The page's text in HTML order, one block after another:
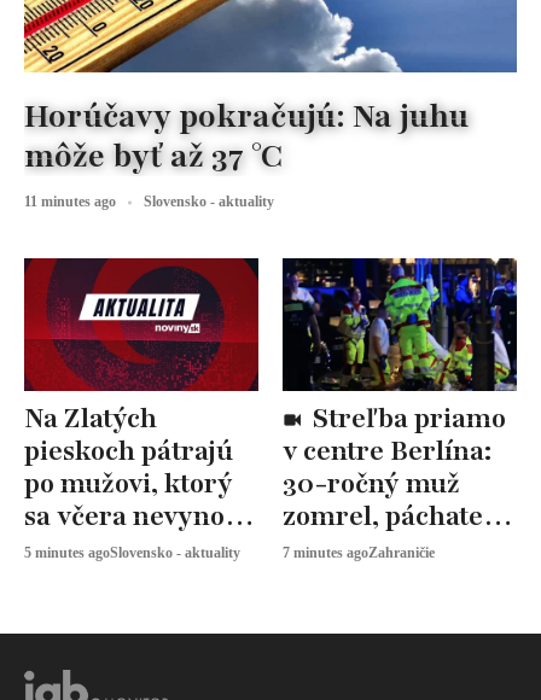
Na Zlatých
pieskoch pátrajú
po mužovi, ktorý
sa včera nevynoril
z vody
5 minutes agoSlovensko - aktuality
v centre Berlína:
30-ročný muž
zomrel, páchatelia
sú na úteku
7 minutes agoZahraničie
Horúčavy pokračujú: Na juhu
môže byť až 37 °C
11 minutes ago Slovensko - aktuality